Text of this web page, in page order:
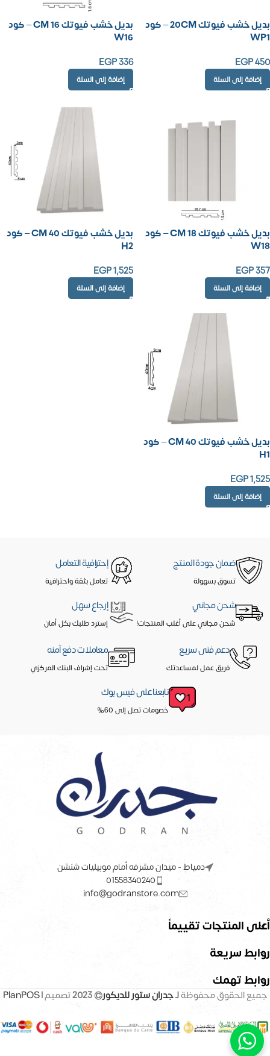
بديل خشب فيوتك 20CM – كود
WP1
EGP450
إضافة إلى السلة
بديل خشب فيوتك 16 CM – كود
W16
EGP336
إضافة إلى السلة
بديل خشب فيوتك 18 CM – كود
W18
EGP357
إضافة إلى السلة
بديل خشب فيوتك 40 CM – كود
H2
EGP1,525
إضافة إلى السلة
بديل خشب فيوتك 40 CM – كود
H1
EGP1,525
إضافة إلى السلة
ضمان جودة المنتج
تسوق بسهولة
إحترافية التعامل
تعامل بثقة واحترافية
شحن مجاني
شحن مجاني على أغلب المنتجات!
إرجاع سهل
إسترد طلبك بكل أمان
دعم فنى سريع
فريق عمل لمساعدتك
معاملات دفع آمنه
تحت إشراف البنك المركزي
تابعنا على فيس بوك
خصومات تصل إلى 60%
دمياط - ميدان مشرفه أمام موبيليات شنشن
01558340240
info@godranstore.com
أعلى المنتجات تقييماً
روابط سريعة
روابط تهمك
جميع الحقوق محفوظةلـجدران ستور للديكور© 2023 تصميم |PlanPOS